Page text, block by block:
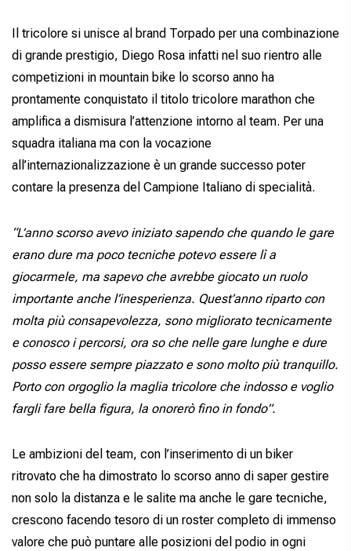
Il tricolore si unisce al brand Torpado per una combinazione
di grande prestigio, Diego Rosa infatti nel suo rientro alle
competizioni in mountain bike lo scorso anno ha
prontamente conquistato il titolo tricolore marathon che
amplifica a dismisura l’attenzione intorno al team. Per una
squadra italiana ma con la vocazione
all’internazionalizzazione è un grande successo poter
contare la presenza del Campione Italiano di specialità.
“L’anno scorso avevo iniziato sapendo che quando le gare
erano dure ma poco tecniche potevo essere lì a
giocarmele, ma sapevo che avrebbe giocato un ruolo
importante anche l’inesperienza. Quest’anno riparto con
molta più consapevolezza, sono migliorato tecnicamente
e conosco i percorsi, ora so che nelle gare lunghe e dure
posso essere sempre piazzato e sono molto più tranquillo.
Porto con orgoglio la maglia tricolore che indosso e voglio
fargli fare bella figura, la onorerò fino in fondo”.
Le ambizioni del team, con l’inserimento di un biker
ritrovato che ha dimostrato lo scorso anno di saper gestire
non solo la distanza e le salite ma anche le gare tecniche,
crescono facendo tesoro di un roster completo di immenso
valore che può puntare alle posizioni del podio in ogni